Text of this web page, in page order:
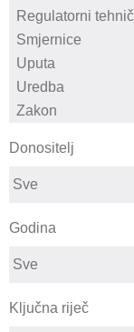
Donositelj
Godina
Ključna riječ